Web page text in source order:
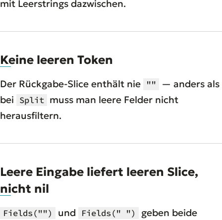
mit Leerstrings dazwischen.
Keine leeren Token
Der Rückgabe-Slice enthält nie ""
— anders als
bei Split muss man leere Felder nicht
herausfiltern.
Leere Eingabe liefert leeren Slice,
nicht nil
Fields("") und Fields(" ")
geben beide